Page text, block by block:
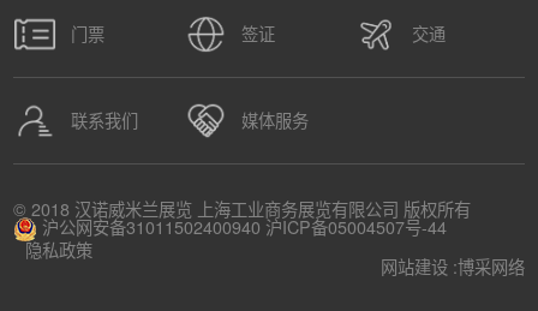
门票 签证 交通
联系我们 媒体服务
© 2018 汉诺威米兰展览 上海工业商务展览有限公司 版权所有
沪公网安备31011502400940 沪ICP备05004507号-44
隐私政策
网站建设 :博采网络